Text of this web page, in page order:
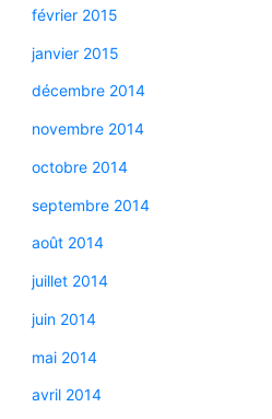
février 2015
janvier 2015
décembre 2014
novembre 2014
octobre 2014
septembre 2014
août 2014
juillet 2014
juin 2014
mai 2014
avril 2014